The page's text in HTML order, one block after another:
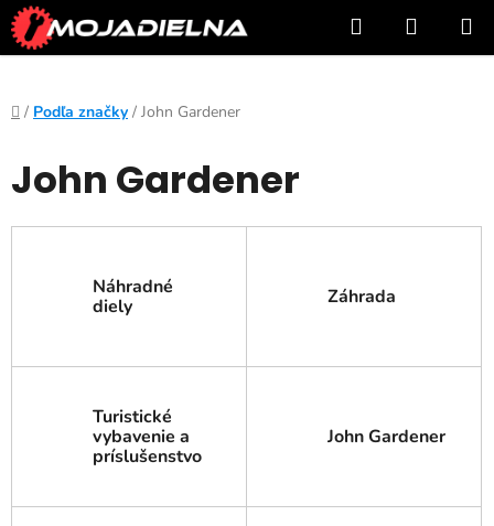
Prejsť
na
obsah
Hľadať
KOŠÍK
Domov
/ Podľa značky / John Gardener
John Gardener
Náhradné
diely
Záhrada
Turistické
vybavenie a
príslušenstvo
John Gardener